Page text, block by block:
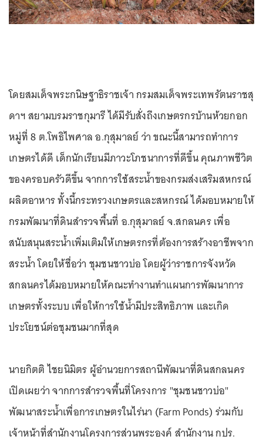
โดยสมเด็จพระกนิษฐาธิราชเจ้า กรมสมเด็จพระเทพรัตนราชสุ
ดาฯ สยามบรมราชกุมารี ได้มีรับสั่งถึงเกษตรกรบ้านห้วยกอก
หมู่ที่ 8 ต.โพธิไพศาล อ.กุสุมาลย์ ว่า ขณะนี้สามารถทำการ
เกษตรได้ดี เด็กนักเรียนมีภาวะโภชนาการที่ดีขึ้น คุณภาพชีวิต
ของครอบครัวดีขึ้น จากการใช้สระน้ำของกรมส่งเสริมสหกรณ์
ผลิตอาหาร ทั้งนี้กระทรวงเกษตรและสหกรณ์ ได้มอบหมายให้
กรมพัฒนาที่ดินสำรวจพื้นที่ อ.กุสุมาลย์ จ.สกลนคร เพื่อ
สนับสนุนสระน้ำเพิ่มเติมให้เกษตรกรที่ต้องการสร้างอาชีพจาก
สระน้ำ โดยให้ชื่อว่า ชุมชนชาวบ่อ โดยผู้ว่าราชการจังหวัด
สกลนครได้มอบหมายให้คณะทำงานทำแผนการพัฒนาการ
เกษตรทั้งระบบ เพื่อให้การใช้น้ำมีประสิทธิภาพ และเกิด
ประโยชน์ต่อชุมชนมากที่สุด
นายกิตติ ไชยนิมิตร ผู้อำนวยการสถานีพัฒนาที่ดินสกลนคร
เปิดเผยว่า จากการสำรวจพื้นที่โครงการ "ชุมชนชาวบ่อ"
พัฒนาสระน้ำเพื่อการเกษตรในไร่นา (Farm Ponds) ร่วมกับ
เจ้าหน้าที่สำนักงานโครงการส่วนพระองค์ สำนักงาน กปร.